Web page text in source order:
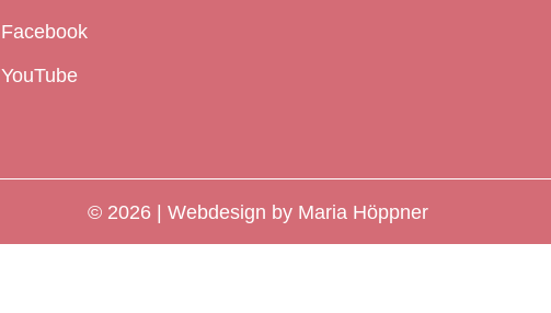
Facebook
YouTube
© 2026 | Webdesign by Maria Höppner